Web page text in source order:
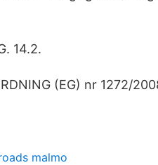
14.2.
(EG) nr 1272/
malmo